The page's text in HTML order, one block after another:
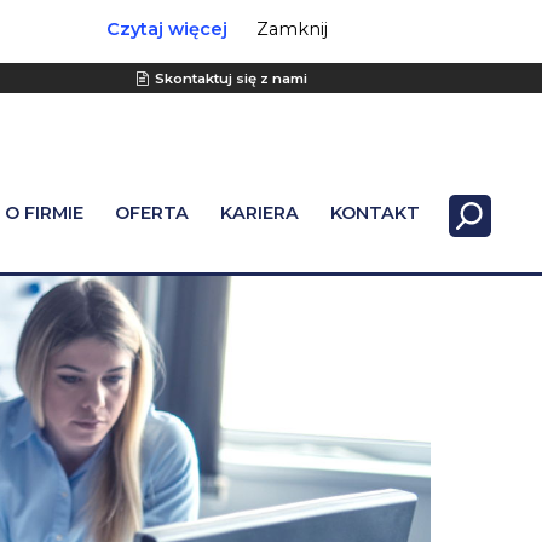
Czytaj więcej Zamknij
Skontaktuj się z nami
O FIRMIE OFERTA KARIERA KONTAKT